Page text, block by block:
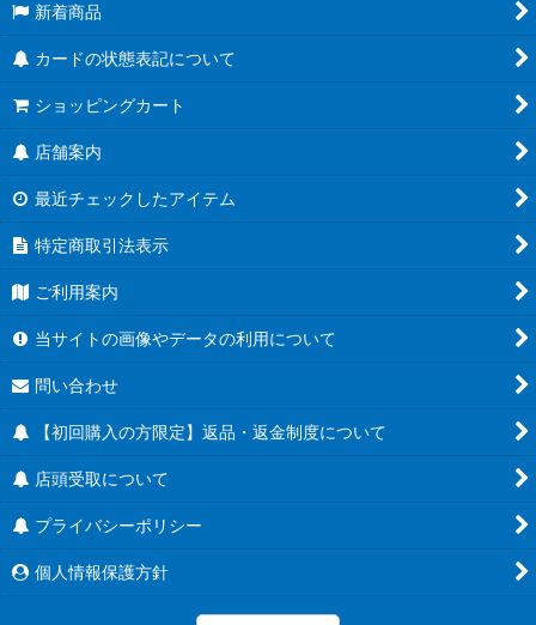
新着商品
カードの状態表記について
ショッピングカート
店舗案内
最近チェックしたアイテム
特定商取引法表示
ご利用案内
当サイトの画像やデータの利用について
問い合わせ
【初回購入の方限定】返品・返金制度について
店頭受取について
プライバシーポリシー
個人情報保護方針